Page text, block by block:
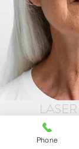
Bigode
Phone